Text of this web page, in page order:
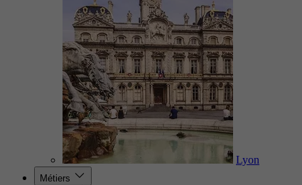
Lyon
Métiers